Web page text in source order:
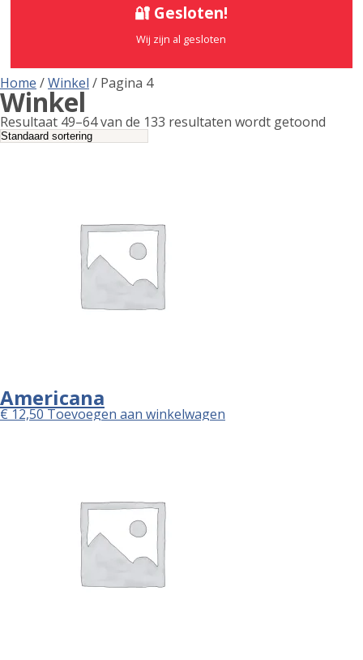
🔐 Gesloten!
Wij zijn al gesloten
Home /Winkel / Pagina 4
Winkel
Resultaat 49–64 van de 133 resultaten wordt getoond
Americana
€12,50Toevoegen aan winkelwagen